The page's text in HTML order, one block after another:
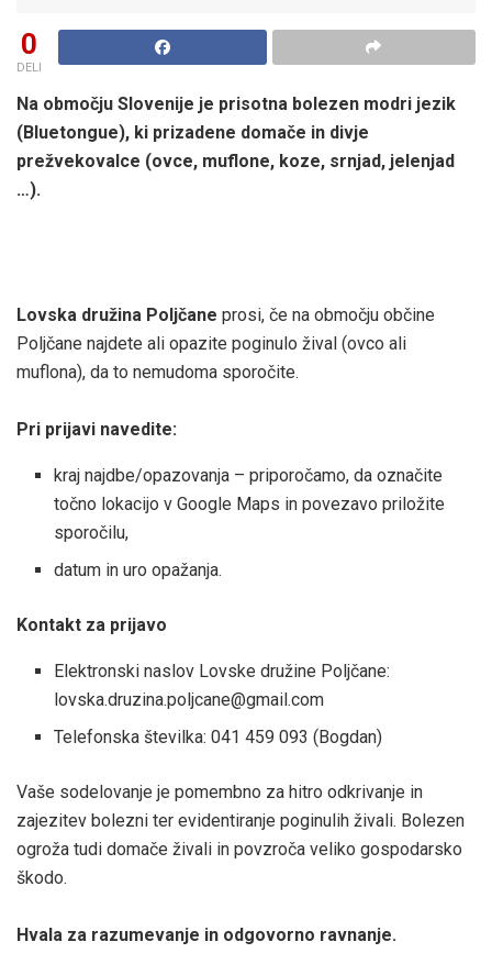
0
DELI
Na območju Slovenije je prisotna bolezen modri jezik
(Bluetongue), ki prizadene domače in divje
prežvekovalce (ovce, muflone, koze, srnjad, jelenjad
…).
Lovska družina Poljčane prosi, če na območju občine
Poljčane najdete ali opazite poginulo žival (ovco ali
muflona), da to nemudoma sporočite.
Pri prijavi navedite:
kraj najdbe/opazovanja – priporočamo, da označite
točno lokacijo v Google Maps in povezavo priložite
sporočilu,
datum in uro opažanja.
Kontakt za prijavo
Elektronski naslov Lovske družine Poljčane:
lovska.druzina.poljcane@gmail.com
Telefonska številka: 041 459 093 (Bogdan)
Vaše sodelovanje je pomembno za hitro odkrivanje in
zajezitev bolezni ter evidentiranje poginulih živali. Bolezen
ogroža tudi domače živali in povzroča veliko gospodarsko
škodo.
Hvala za razumevanje in odgovorno ravnanje.